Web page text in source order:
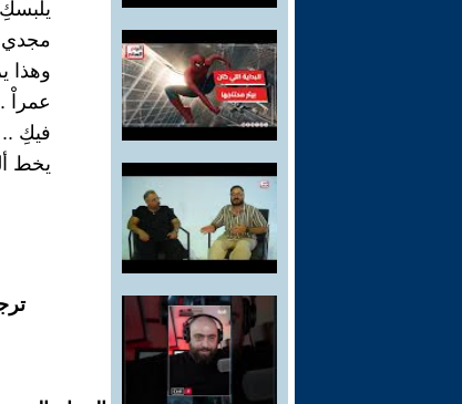
مجدي
وهذا
عمراْ
فيكِ ..
يخط